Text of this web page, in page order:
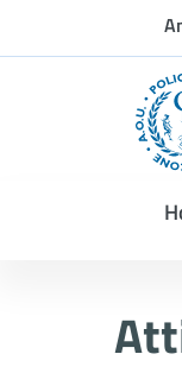
Skip to Main Content